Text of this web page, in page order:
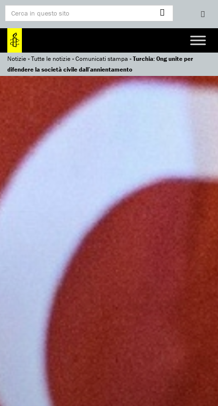
Notizie»Tutte le notizie»Comunicati stampa »Turchia: Ong unite per
difendere la società civile dall’annientamento